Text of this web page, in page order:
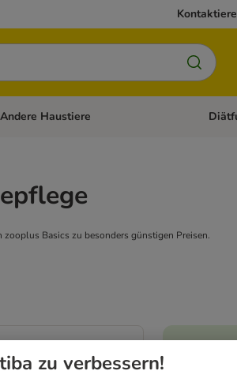
Menü öffnen: Katzenfutter und Zubehör
Andere Haustiere
Basics zu besonders günstigen Preisen.
zu verbessern!